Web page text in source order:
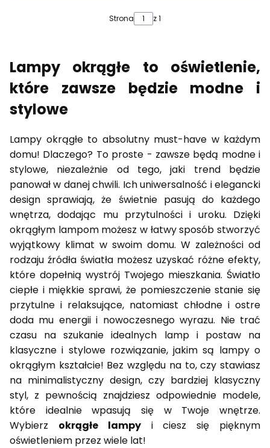
Strona z 1
Lampy okrągłe to oświetlenie,
które zawsze będzie modne i
stylowe
Lampy okrągłe to absolutny must-have w każdym
domu! Dlaczego? To proste - zawsze będą modne i
stylowe, niezależnie od tego, jaki trend będzie
panował w danej chwili. Ich uniwersalność i elegancki
design sprawiają, że świetnie pasują do każdego
wnętrza, dodając mu przytulności i uroku. Dzięki
okrągłym lampom możesz w łatwy sposób stworzyć
wyjątkowy klimat w swoim domu. W zależności od
rodzaju źródła światła możesz uzyskać różne efekty,
które dopełnią wystrój Twojego mieszkania. Światło
ciepłe i miękkie sprawi, że pomieszczenie stanie się
przytulne i relaksujące, natomiast chłodne i ostre
doda mu energii i nowoczesnego wyrazu. Nie trać
czasu na szukanie idealnych lamp i postaw na
klasyczne i stylowe rozwiązanie, jakim są lampy o
okrągłym kształcie! Bez względu na to, czy stawiasz
na minimalistyczny design, czy bardziej klasyczny
styl, z pewnością znajdziesz odpowiednie modele,
które idealnie wpasują się w Twoje wnętrze.
Wybierz okrągłe lampyi ciesz się pięknym
oświetleniem przez wiele lat!